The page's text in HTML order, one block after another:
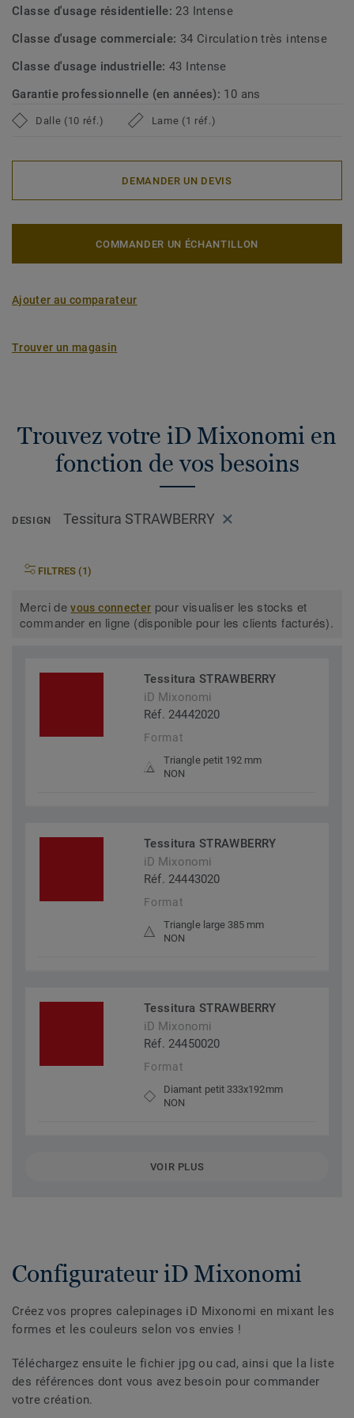
Classe d'usage résidentielle: 23 Intense
Classe d'usage commerciale: 34 Circulation très intense
Classe d'usage industrielle:43 Intense
Garantie professionnelle (en années): 10 ans
Dalle (10 réf.) Lame (1 réf.)
DEMANDER UN DEVIS
COMMANDER UN ÉCHANTILLON
Ajouter au comparateur
Trouver un magasin
Trouvez votre iD Mixonomi en
fonction de vos besoins
DESIGN Tessitura STRAWBERRY
FILTRES (1)
Merci devous connecter pour visualiser les stocks et
commander en ligne (disponible pour les clients facturés).
Tessitura STRAWBERRY
iD Mixonomi
Réf. 24442020
Format
Triangle petit 192 mm
NON
Tessitura STRAWBERRY
iD Mixonomi
Réf. 24443020
Format
Triangle large 385 mm
NON
Tessitura STRAWBERRY
iD Mixonomi
Réf. 24450020
Format
Diamant petit 333x192mm
NON
VOIR PLUS
Configurateur iD Mixonomi
Créez vos propres calepinages iD Mixonomi en mixant les
formes et les couleurs selon vos envies !
Téléchargez ensuite le fichier jpg ou cad, ainsi que la liste
des références dont vous avez besoin pour commander
votre création.